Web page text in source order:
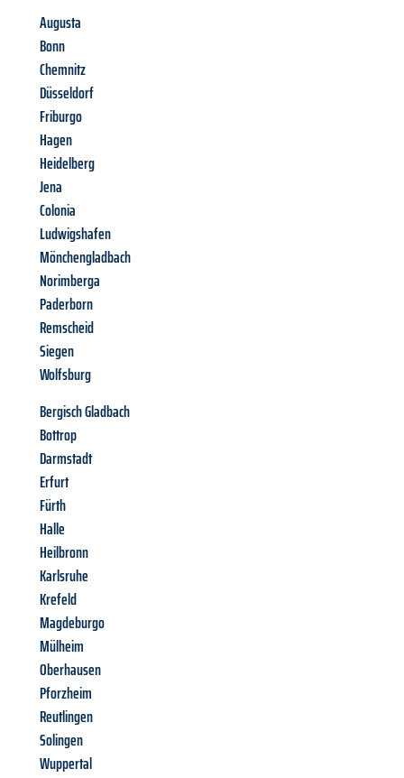
Augusta
Bonn
Chemnitz
Düsseldorf
Friburgo
Hagen
Heidelberg
Jena
Colonia
Ludwigshafen
Mönchengladbach
Norimberga
Paderborn
Remscheid
Siegen
Wolfsburg
Bergisch Gladbach
Bottrop
Darmstadt
Erfurt
Fürth
Halle
Heilbronn
Karlsruhe
Krefeld
Magdeburgo
Mülheim
Oberhausen
Pforzheim
Reutlingen
Solingen
Wuppertal